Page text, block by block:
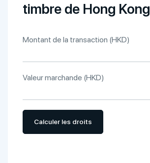
timbre de Hong Kong
Montant de la transaction (HKD)
Valeur marchande (HKD)
Calculer les droits